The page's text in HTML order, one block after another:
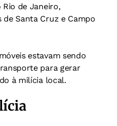
de Janeiro,
Santa Cruz e Campo
estavam sendo
para gerar
à milícia local.